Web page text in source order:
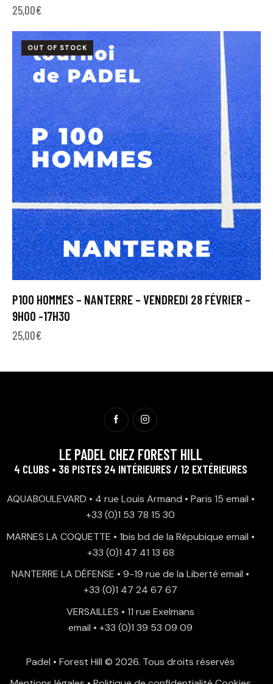
25,00€
OUT OF STOCK
P100 HOMMES – NANTERRE – VENDREDI 28 FÉVRIER –
9H00 -17H30
25,00€
LE PADEL CHEZ FOREST HILL
4 CLUBS • 36 PISTES 24 INTÉRIEURES / 12 EXTÉRIEURES
AQUABOULEVARD • 4 rue Louis Armand • Paris 15 email •
+33 (0)1 53 78 15 30
MARNES LA COQUETTE • 1bis bd de la Répubique email •
+33 (0)1 47 41 13 68
NANTERRE LA DÉFENSE • 9-19 rue de la Liberté email •
+33 (0)1 47 24 67 67
VERSAILLES • 11 rue Exelmans
email • +33 (0)1 39 53 09 09
Padel • Forest Hill © 2026. Tous droits réservés